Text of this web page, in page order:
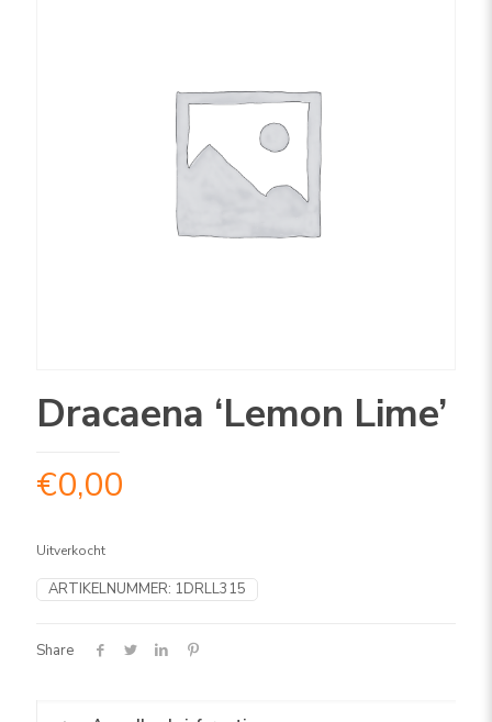
Dracaena ‘Lemon Lime’
€0,00
Uitverkocht
ARTIKELNUMMER: 1DRLL315
Share